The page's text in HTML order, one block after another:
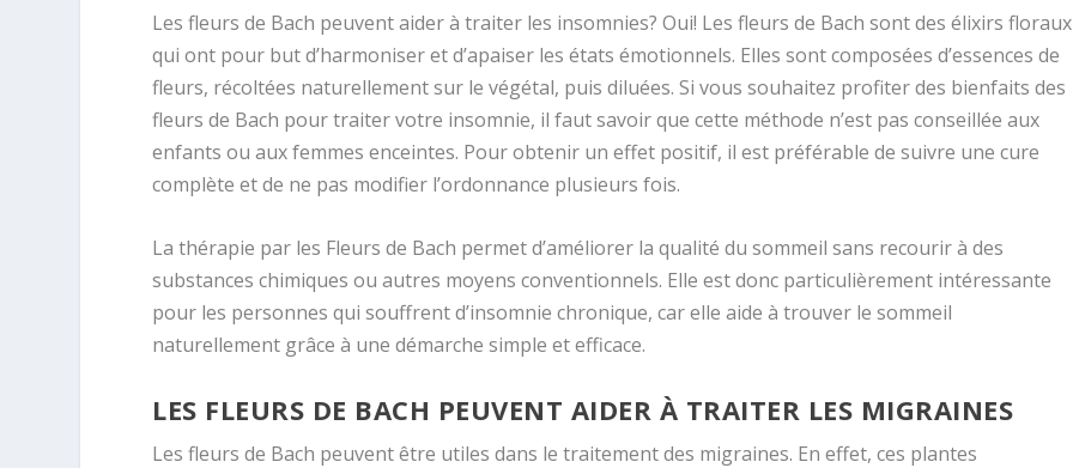
Les fleurs de Bach peuvent aider à traiter les insomnies? Oui! Les fleurs de Bach sont des élixirs floraux
qui ont pour but d’harmoniser et d’apaiser les états émotionnels. Elles sont composées d’essences de
fleurs, récoltées naturellement sur le végétal, puis diluées. Si vous souhaitez profiter des bienfaits des
fleurs de Bach pour traiter votre insomnie, il faut savoir que cette méthode n’est pas conseillée aux
enfants ou aux femmes enceintes. Pour obtenir un effet positif, il est préférable de suivre une cure
complète et de ne pas modifier l’ordonnance plusieurs fois.
La thérapie par les Fleurs de Bach permet d’améliorer la qualité du sommeil sans recourir à des
substances chimiques ou autres moyens conventionnels. Elle est donc particulièrement intéressante
pour les personnes qui souffrent d’insomnie chronique, car elle aide à trouver le sommeil
naturellement grâce à une démarche simple et efficace.
LES FLEURS DE BACH PEUVENT AIDER À TRAITER LES MIGRAINES
Les fleurs de Bach peuvent être utiles dans le traitement des migraines. En effet, ces plantes